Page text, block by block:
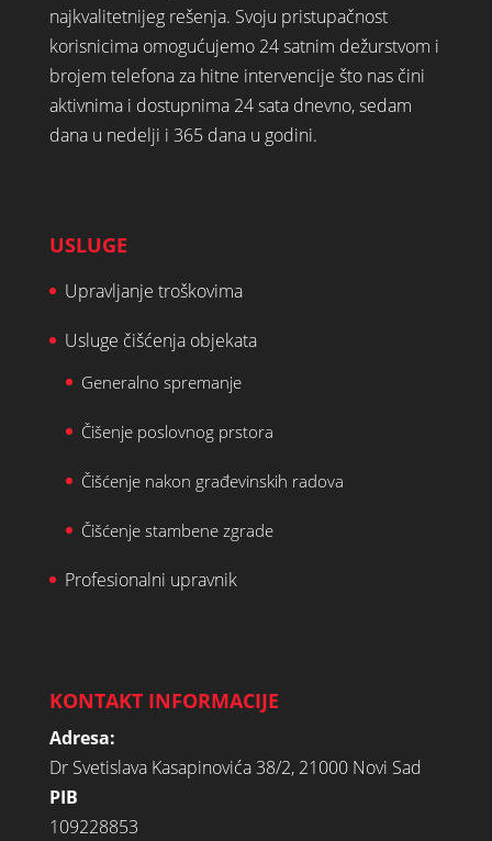
najkvalitetnijeg rešenja. Svoju pristupačnost
korisnicima omogućujemo 24 satnim dežurstvom i
brojem telefona za hitne intervencije što nas čini
aktivnima i dostupnima 24 sata dnevno, sedam
dana u nedelji i 365 dana u godini.
USLUGE
Upravljanje troškovima
Usluge čišćenja objekata
Generalno spremanje
Čišenje poslovnog prstora
Čišćenje nakon građevinskih radova
Čišćenje stambene zgrade
Profesionalni upravnik
KONTAKT INFORMACIJE
Adresa:
Dr Svetislava Kasapinovića 38/2, 21000 Novi Sad
PIB
109228853